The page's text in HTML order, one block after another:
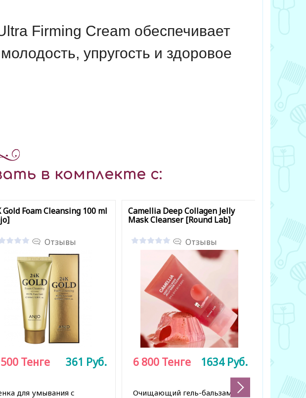
Firming Cream обеспечивает
упругость и здоровое
в комплекте с:
Gold Foam Cleansing 100 ml
Отзывы
для умывания с
Тенге 361 Руб.
Camellia Deep Collagen Jelly
Mask Cleanser [Round Lab]
Отзывы
Очищающий гель-бальзам с
6 800 Тенге 1634 Руб.